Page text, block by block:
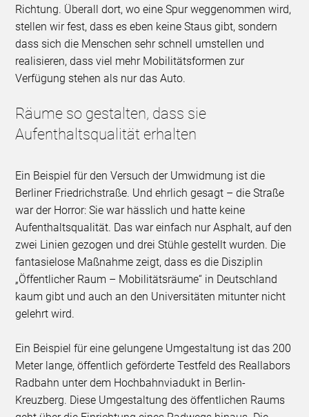
Richtung. Überall dort, wo eine Spur weggenommen wird,
stellen wir fest, dass es eben keine Staus gibt, sondern
dass sich die Menschen sehr schnell umstellen und
realisieren, dass viel mehr Mobilitätsformen zur
Verfügung stehen als nur das Auto.
Räume so gestalten, dass sie
Aufenthaltsqualität erhalten
Ein Beispiel für den Versuch der Umwidmung ist die
Berliner Friedrichstraße. Und ehrlich gesagt – die Straße
war der Horror: Sie war hässlich und hatte keine
Aufenthaltsqualität. Das war einfach nur Asphalt, auf den
zwei Linien gezogen und drei Stühle gestellt wurden. Die
fantasielose Maßnahme zeigt, dass es die Disziplin
„Öffentlicher Raum – Mobilitätsräume“ in Deutschland
kaum gibt und auch an den Universitäten mitunter nicht
gelehrt wird.
Ein Beispiel für eine gelungene Umgestaltung ist das 200
Meter lange, öffentlich geförderte Testfeld des Reallabors
Radbahn unter dem Hochbahnviadukt in Berlin-
Kreuzberg. Diese Umgestaltung des öffentlichen Raums